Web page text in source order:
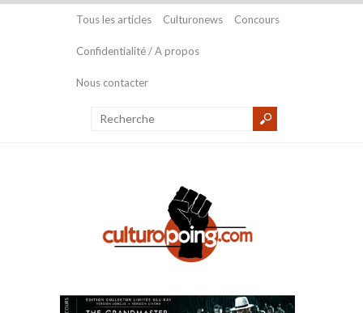
Tous les articles Culturonews Concours
Confidentialité / A propos
Nous contacter